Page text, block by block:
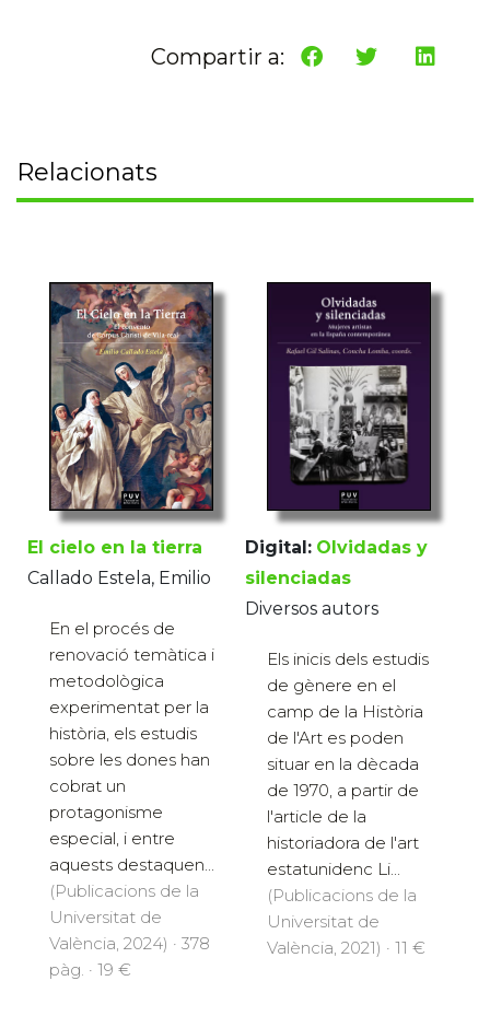
Compartir a:
Relacionats
El cielo en la tierra
Callado Estela, Emilio
En el procés de
renovació temàtica i
metodològica
experimentat per la
història, els estudis
sobre les dones han
cobrat un
protagonisme
especial, i entre
aquests destaquen...
(Publicacions de la
Universitat de
València, 2024) · 378
pàg. · 19 €
Digital: Olvidadas y
silenciadas
Diversos autors
Els inicis dels estudis
de gènere en el
camp de la Història
de l'Art es poden
situar en la dècada
de 1970, a partir de
l'article de la
historiadora de l'art
estatunidenc Li...
(Publicacions de la
Universitat de
València, 2021) · 11 €